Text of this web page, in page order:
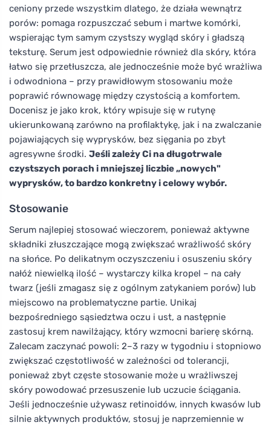
ceniony przede wszystkim dlatego, że działa wewnątrz
porów: pomaga rozpuszczać sebum i martwe komórki,
wspierając tym samym czystszy wygląd skóry i gładszą
teksturę. Serum jest odpowiednie również dla skóry, która
łatwo się przetłuszcza, ale jednocześnie może być wrażliwa
i odwodniona – przy prawidłowym stosowaniu może
poprawić równowagę między czystością a komfortem.
Docenisz je jako krok, który wpisuje się w rutynę
ukierunkowaną zarówno na profilaktykę, jak i na zwalczanie
pojawiających się wyprysków, bez sięgania po zbyt
agresywne środki. Jeśli zależy Ci na długotrwale
czystszych porach i mniejszej liczbie „nowych"
wyprysków, to bardzo konkretny i celowy wybór.
Stosowanie
Serum najlepiej stosować wieczorem, ponieważ aktywne
składniki złuszczające mogą zwiększać wrażliwość skóry
na słońce. Po delikatnym oczyszczeniu i osuszeniu skóry
nałóż niewielką ilość – wystarczy kilka kropel – na cały
twarz (jeśli zmagasz się z ogólnym zatykaniem porów) lub
miejscowo na problematyczne partie. Unikaj
bezpośredniego sąsiedztwa oczu i ust, a następnie
zastosuj krem nawilżający, który wzmocni barierę skórną.
Zalecam zaczynać powoli: 2–3 razy w tygodniu i stopniowo
zwiększać częstotliwość w zależności od tolerancji,
ponieważ zbyt częste stosowanie może u wrażliwszej
skóry powodować przesuszenie lub uczucie ściągania.
Jeśli jednocześnie używasz retinoidów, innych kwasów lub
silnie aktywnych produktów, stosuj je naprzemiennie w